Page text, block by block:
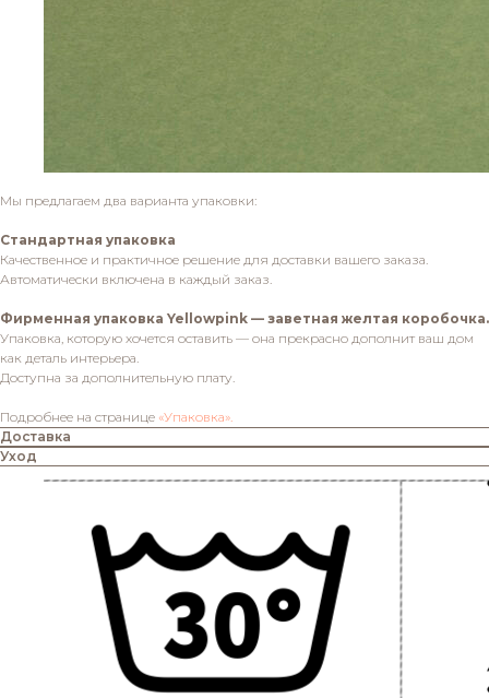
Мы предлагаем два варианта упаковки:
Стандартная упаковка
Качественное и практичное решение для доставки вашего заказа.
Автоматически включена в каждый заказ.
Фирменная упаковка Yellowpink — заветная желтая коробочка.
Упаковка, которую хочется оставить — она прекрасно дополнит ваш дом
как деталь интерьера.
Доступна за дополнительную плату.
Подробнее на странице «Упаковка».
Доставка
Уход